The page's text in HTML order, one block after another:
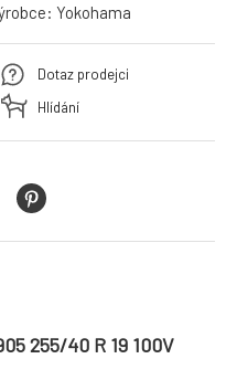
Yokohama
Dotaz prodejci
Hlídání
255/40 R 19 100V